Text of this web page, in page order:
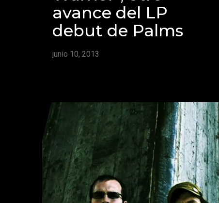
avance del LP
debut de Palms
junio 10, 2013